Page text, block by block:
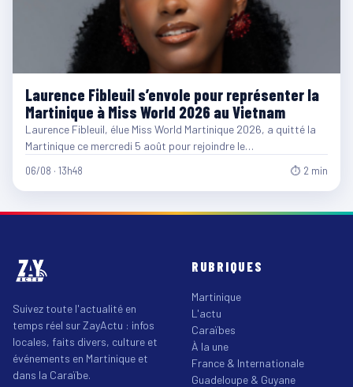
Laurence Fibleuil s’envole pour représenter la
Martinique à Miss World 2026 au Vietnam
Laurence Fibleuil, élue Miss World Martinique 2026, a quitté la
Martinique ce mercredi 5 août pour rejoindre le…
06/08 · 13h48 ⏱ 2 min
Suivez toute l'actualité en
temps réel sur ZayActu : infos
locales, faits divers, culture et
événements en Martinique et
dans la Caraïbe.
RUBRIQUES
Martinique
L'actu
Caraïbes
À la une
France & Internationale
Guadeloupe & Guyane